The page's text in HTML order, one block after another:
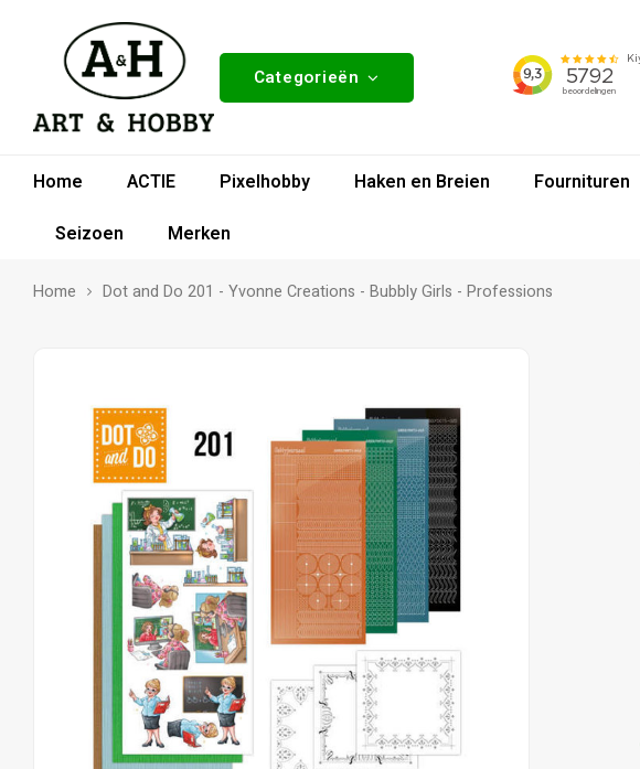
Categorieën
Home ACTIE Pixelhobby Haken en Breien Fournituren
Seizoen
Merken
Home Dot and Do 201 - Yvonne Creations - Bubbly Girls - Professions